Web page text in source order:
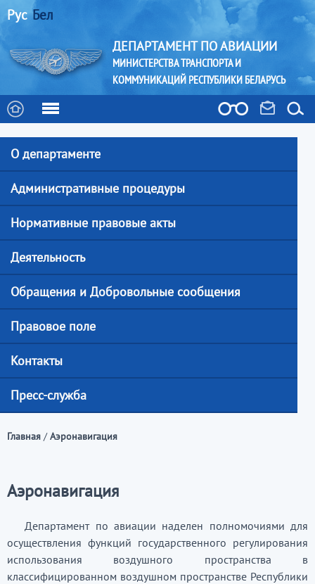
Рус Бел
ДЕПАРТАМЕНТ ПО АВИАЦИИ
МИНИСТЕРСТВА ТРАНСПОРТА И
КОММУНИКАЦИЙ РЕСПУБЛИКИ БЕЛАРУСЬ
О департаменте
Административные процедуры
Нормативные правовые акты
Деятельность
Обращения и Добровольные сообщения
Правовое поле
Контакты
Пресс-служба
Главная / Аэронавигация
Аэронавигация
Департамент по авиации наделен полномочиями для
осуществления функций государственного регулирования
использования воздушного пространства в
классифицированном воздушном пространстве Республики